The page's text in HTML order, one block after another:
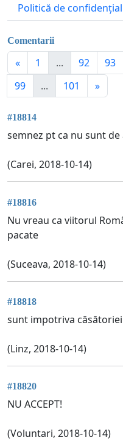
Politică de
Comentarii
« 1 ... 92 93
99
... 101 »
#18814
semnez pt ca nu sunt
(Carei, 2018-10-14)
#18816
Nu vreau ca viitorul
pacate
(Suceava, 2018-10-14)
#18818
sunt impotriva
(Linz, 2018-10-14)
#18820
NU ACCEPT!
(Voluntari, 2018-10-14)